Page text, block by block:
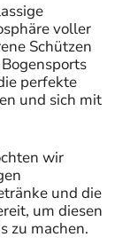
voller
Schützen
perfekte
und sich mit
wir
und die
um diesen
zu machen.